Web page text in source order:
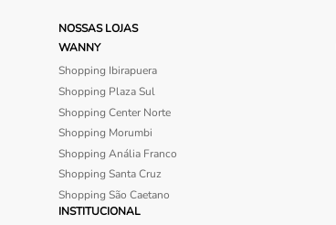
NOSSAS LOJAS
WANNY
Shopping Ibirapuera
Shopping Plaza Sul
Shopping Center Norte
Shopping Morumbi
Shopping Anália Franco
Shopping Santa Cruz
Shopping São Caetano
INSTITUCIONAL